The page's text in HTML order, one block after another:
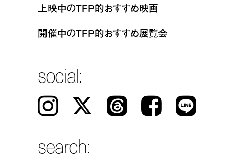
上映中のTFP的おすすめ映画
開催中のTFP的おすすめ展覧会
social:
Instagram 𝕏 Threads Facebook LINE
search: